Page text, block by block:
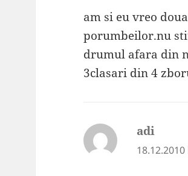
am si eu vreo
porumbeilor.nu
drumul afara din
3clasari din 4
adi